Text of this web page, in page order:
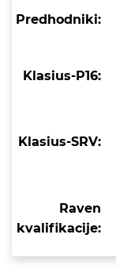
Predhodniki:
Klasius-P16:
Klasius-SRV:
Raven
kvalifikacije: